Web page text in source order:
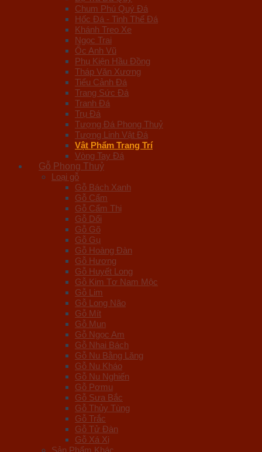
Chum Phú Quý Đá
Hốc Đá - Tinh Thể Đá
Khánh Treo Xe
Ngọc Trai
Ốc Anh Vũ
Phụ Kiện Hầu Đồng
Tháp Văn Xương
Tiểu Cảnh Đá
Trang Sức Đá
Tranh Đá
Trụ Đá
Tượng Đá Phong Thuỷ
Tượng Linh Vật Đá
Vật Phẩm Trang Trí
Vòng Tay Đá
Gỗ Phong Thuỷ
Loại gỗ
Gỗ Bách Xanh
Gỗ Cẩm
Gỗ Cẩm Thị
Gỗ Dổi
Gỗ Gõ
Gỗ Gụ
Gỗ Hoàng Đàn
Gỗ Hương
Gỗ Huyết Long
Gỗ Kim Tơ Nam Mộc
Gỗ Lim
Gỗ Long Não
Gỗ Mít
Gỗ Mun
Gỗ Ngọc Am
Gỗ Nhai Bách
Gỗ Nu Bằng Lăng
Gỗ Nu Kháo
Gỗ Nu Nghiến
Gỗ Pơmu
Gỗ Sưa Bắc
Gỗ Thủy Tùng
Gỗ Trắc
Gỗ Tử Đàn
Gỗ Xá Xị